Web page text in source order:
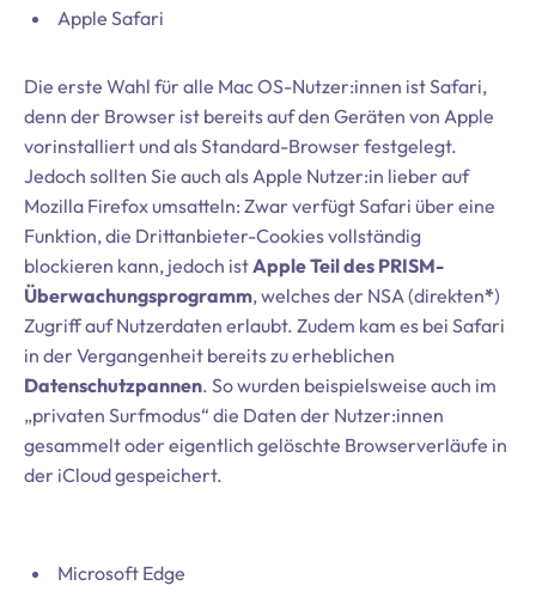
Apple Safari
Die erste Wahl für alle Mac OS-Nutzer:innen ist Safari,
denn der Browser ist bereits auf den Geräten von Apple
vorinstalliert und als Standard-Browser festgelegt.
Jedoch sollten Sie auch als Apple Nutzer:in lieber auf
Mozilla Firefox umsatteln: Zwar verfügt Safari über eine
Funktion, die Drittanbieter-Cookies vollständig
blockieren kann, jedoch istApple Teil des PRISM-
Überwachungsprogramm, welches der NSA (direkten*)
Zugriff auf Nutzerdaten erlaubt. Zudem kam es bei Safari
in der Vergangenheit bereits zu erheblichen
Datenschutzpannen. So wurden beispielsweise auch im
„privaten Surfmodus“ die Daten der Nutzer:innen
gesammelt oder eigentlich gelöschte Browserverläufe in
der iCloud gespeichert.
Microsoft Edge